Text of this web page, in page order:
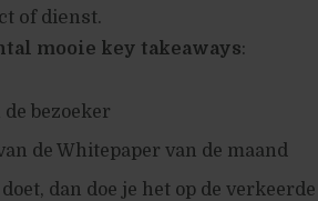
of dienst.
mooie key takeaways:
bezoeker
de Whitepaper van de maand
dan doe je het op de